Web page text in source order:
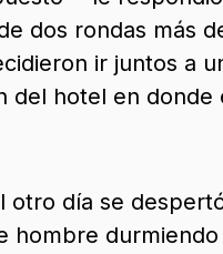
dos rondas más
ir juntos a
del hotel en donde
otro día se
hombre durmiendo